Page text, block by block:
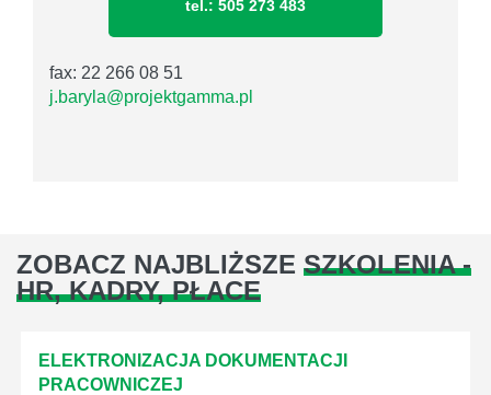
tel.: 505 273 483
fax: 22 266 08 51
j.baryla@projektgamma.pl
ZOBACZ NAJBLIŻSZE SZKOLENIA -
HR, KADRY, PŁACE
ELEKTRONIZACJA DOKUMENTACJI
PRACOWNICZEJ